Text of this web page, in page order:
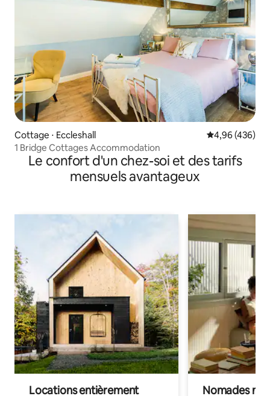
Cottage ⋅ Eccleshall Évaluation
4,96 (436)
1 Bridge Cottages Accommodation
Le confort d'un chez-soi et des tarifs
mensuels avantageux
Locations entièrement Nomades